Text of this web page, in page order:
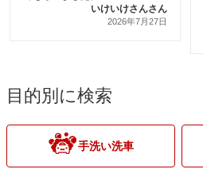
いけいけさんさん
2026年7月27日
目的別に検索
手洗い洗車